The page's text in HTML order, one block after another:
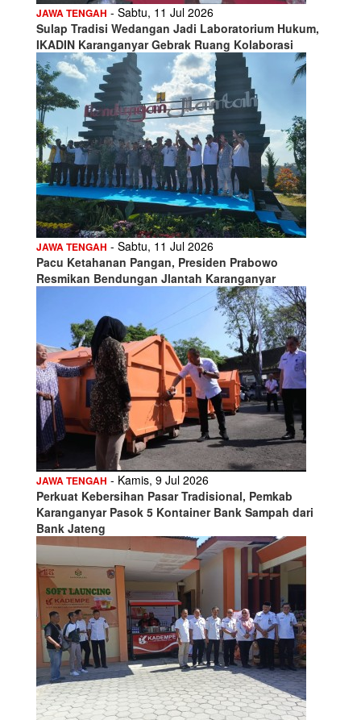
JAWA TENGAH - Sabtu, 11 Jul 2026
Sulap Tradisi Wedangan Jadi Laboratorium Hukum,
IKADIN Karanganyar Gebrak Ruang Kolaborasi
JAWA TENGAH - Sabtu, 11 Jul 2026
Pacu Ketahanan Pangan, Presiden Prabowo
Resmikan Bendungan Jlantah Karanganyar
JAWA TENGAH - Kamis, 9 Jul 2026
Perkuat Kebersihan Pasar Tradisional, Pemkab
Karanganyar Pasok 5 Kontainer Bank Sampah dari
Bank Jateng